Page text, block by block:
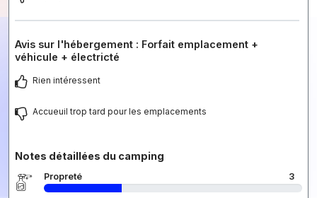
Avis sur l'hébergement : Forfait emplacement +
véhicule + électricté
Rien intéressent
Accueuil trop tard pour les emplacements
Notes détaillées du camping
Propreté 3